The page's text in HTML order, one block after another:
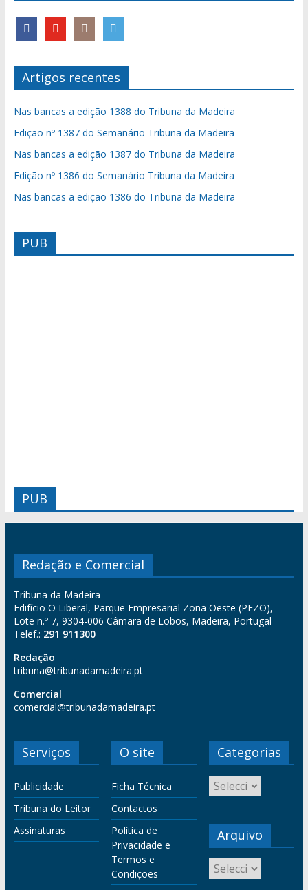
Artigos recentes
Nas bancas a edição 1388 do Tribuna da Madeira
Edição nº 1387 do Semanário Tribuna da Madeira
Nas bancas a edição 1387 do Tribuna da Madeira
Edição nº 1386 do Semanário Tribuna da Madeira
Nas bancas a edição 1386 do Tribuna da Madeira
PUB
PUB
Redação e Comercial
Tribuna da Madeira
Edifício O Liberal, Parque Empresarial Zona Oeste (PEZO),
Lote n.º 7, 9304-006 Câmara de Lobos, Madeira, Portugal
Telef.: 291 911300
Redação
tribuna@tribunadamadeira.pt
Comercial
comercial@tribunadamadeira.pt
Serviços
Publicidade
Tribuna do Leitor
Assinaturas
O site
Ficha Técnica
Contactos
Política de
Privacidade e
Termos e
Condições
Categorias
Arquivo